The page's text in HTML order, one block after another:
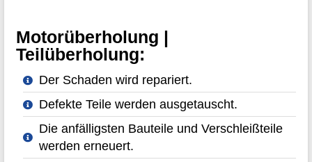
Motorüberholung |
Teilüberholung:
Der Schaden wird repariert.
Defekte Teile werden ausgetauscht.
Die anfälligsten Bauteile und Verschleißteile
werden erneuert.